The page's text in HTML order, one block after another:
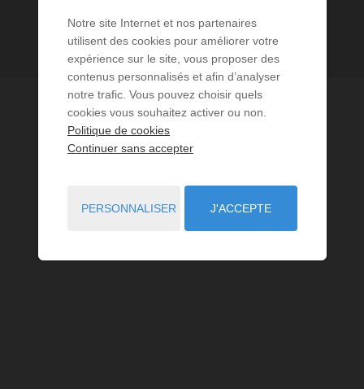
Notre site Internet et nos partenaires
utilisent des cookies pour améliorer votre
expérience sur le site, vous proposer des
contenus personnalisés et afin d’analyser
notre trafic. Vous pouvez choisir quels
cookies vous souhaitez activer ou non.
Politique de cookies
Continuer sans accepter
PERSONNALISER J'ACCEPTE